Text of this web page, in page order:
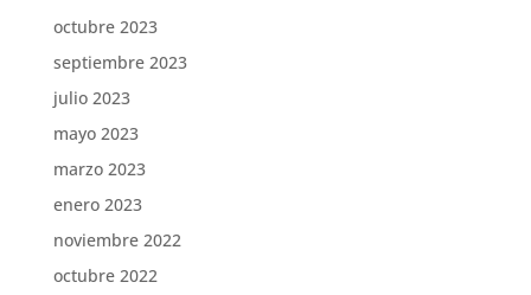
octubre 2023
septiembre 2023
julio 2023
mayo 2023
marzo 2023
enero 2023
noviembre 2022
octubre 2022